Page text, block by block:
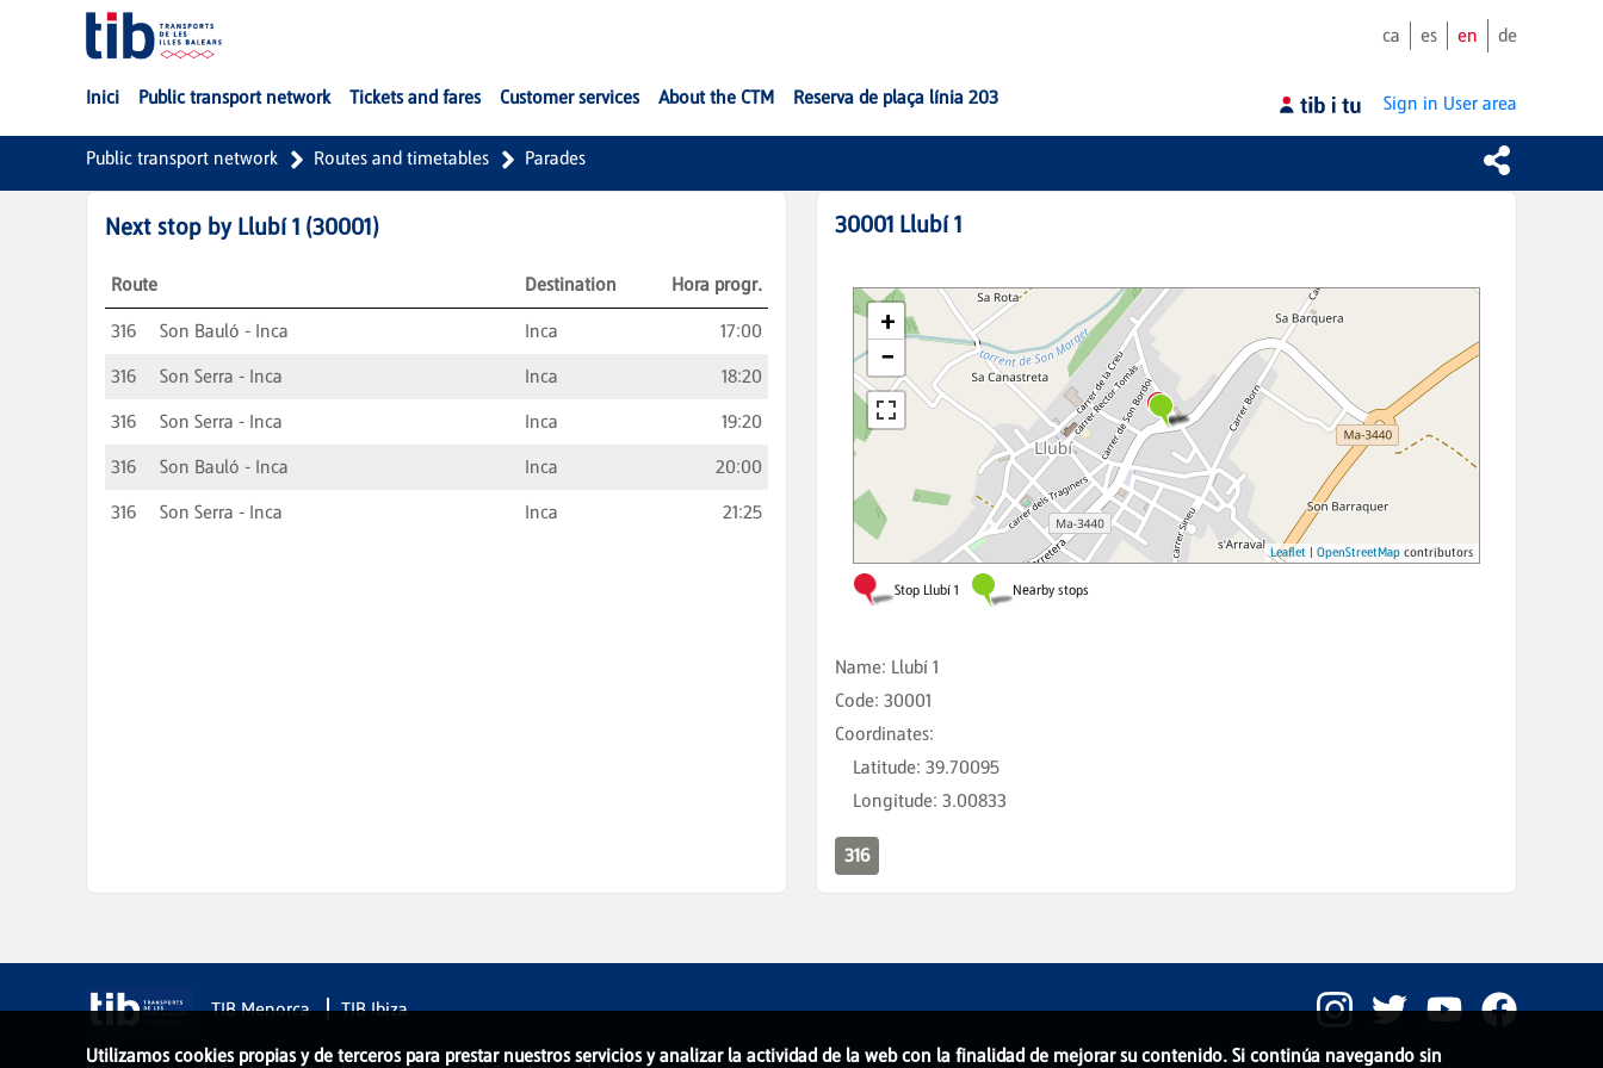
Skip to Main Content
ca es en de
Inici Public transport network Tickets and fares Customer services About the CTM Reserva de plaça línia 203 Sign in User area
Public transport network Routes and timetables Parades
Next stop by Llubí 1 (30001)
Route Destination Hora progr.
316 Son Bauló - Inca Inca
17:00
316
Son Serra - Inca Inca
18:20
316
Son Serra - Inca Inca
19:20
316
Son Bauló - Inca Inca
20:00
316
Son Serra - Inca Inca 21:25
30001 Llubí 1
Name: Llubí 1
Code: 30001
Coordinates:
Latitude: 39.70095
Longitude: 3.00833
316
Utilizamos cookies propias y de terceros para prestar nuestros servicios y analizar la actividad de la web con la finalidad de mejorar su contenido. Si continúa navegando sin
TIB Menorca TIB Ibiza